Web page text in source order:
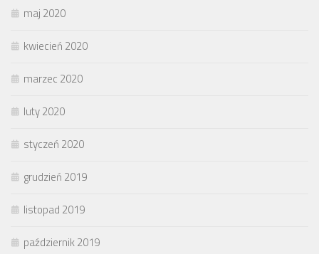
maj 2020
kwiecień 2020
marzec 2020
luty 2020
styczeń 2020
grudzień 2019
listopad 2019
październik 2019